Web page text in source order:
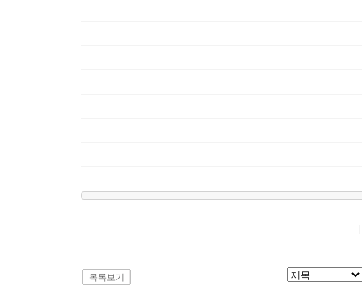
목록보기